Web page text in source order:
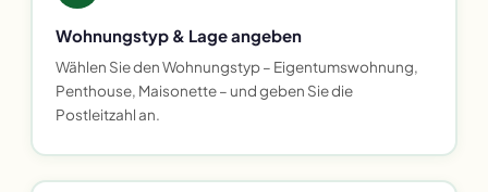
Wohnungstyp & Lage angeben
Wählen Sie den Wohnungstyp – Eigentumswohnung,
Penthouse, Maisonette – und geben Sie die
Postleitzahl an.